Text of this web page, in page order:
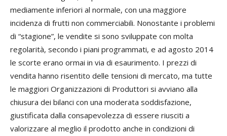
mediamente inferiori al normale, con una maggiore
incidenza di frutti non commerciabili. Nonostante i problemi
di “stagione”, le vendite si sono sviluppate con molta
regolarità, secondo i piani programmati, e ad agosto 2014
le scorte erano ormai in via di esaurimento. I prezzi di
vendita hanno risentito delle tensioni di mercato, ma tutte
le maggiori Organizzazioni di Produttori si avviano alla
chiusura dei bilanci con una moderata soddisfazione,
giustificata dalla consapevolezza di essere riusciti a
valorizzare al meglio il prodotto anche in condizioni di